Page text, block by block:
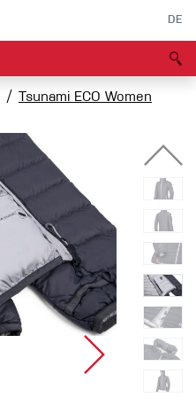
DE
Tsunami ECO Women